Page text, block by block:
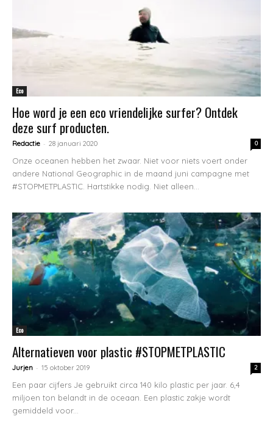
Eco
Hoe word je een eco vriendelijke surfer? Ontdek
deze surf producten.
Redactie - 28 januari 2020 0
Onze oceanen hebben het zwaar. Niet voor niets voert onder
andere National Geographic in de maand juni campagne met
#STOPMETPLASTIC. Hartstikke nodig. Niet alleen...
Eco
Alternatieven voor plastic #STOPMETPLASTIC
Jurjen - 15 oktober 2019 2
Een paar cijfers Je gebruikt circa 140 kilo plastic per jaar. 6,4
miljoen ton belandt in de oceaan. Een plastic zakje wordt
gemiddeld voor...